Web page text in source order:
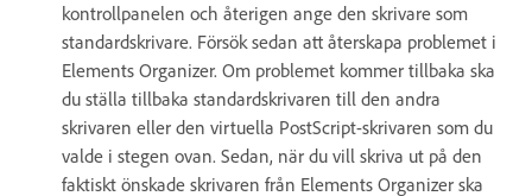
kontrollpanelen och återigen ange den skrivare som
standardskrivare. Försök sedan att återskapa problemet i
Elements Organizer. Om problemet kommer tillbaka ska
du ställa tillbaka standardskrivaren till den andra
skrivaren eller den virtuella PostScript-skrivaren som du
valde i stegen ovan. Sedan, när du vill skriva ut på den
faktiskt önskade skrivaren från Elements Organizer ska